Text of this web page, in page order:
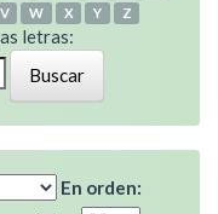
V W X Y Z
letras:
En orden: